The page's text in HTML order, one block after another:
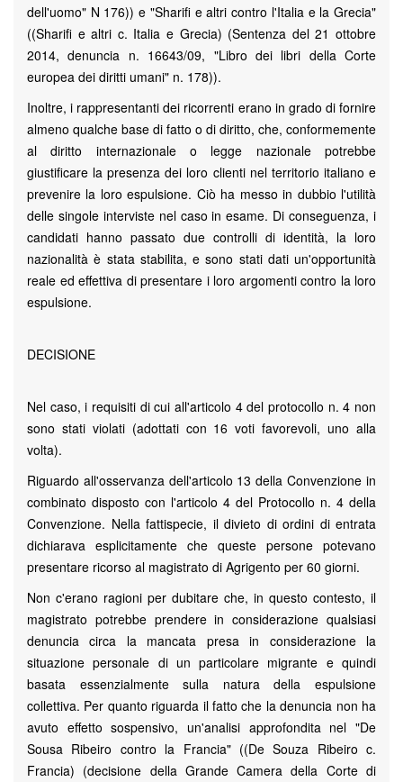
dell'uomo" N 176)) e "Sharifi e altri contro l'Italia e la Grecia"
((Sharifi e altri c. Italia e Grecia) (Sentenza del 21 ottobre
2014, denuncia n. 16643/09, "Libro dei libri della Corte
europea dei diritti umani" n. 178)).
Inoltre, i rappresentanti dei ricorrenti erano in grado di fornire
almeno qualche base di fatto o di diritto, che, conformemente
al diritto internazionale o legge nazionale potrebbe
giustificare la presenza dei loro clienti nel territorio italiano e
prevenire la loro espulsione. Ciò ha messo in dubbio l'utilità
delle singole interviste nel caso in esame. Di conseguenza, i
candidati hanno passato due controlli di identità, la loro
nazionalità è stata stabilita, e sono stati dati un'opportunità
reale ed effettiva di presentare i loro argomenti contro la loro
espulsione.
DECISIONE
Nel caso, i requisiti di cui all'articolo 4 del protocollo n. 4 non
sono stati violati (adottati con 16 voti favorevoli, uno alla
volta).
Riguardo all'osservanza dell'articolo 13 della Convenzione in
combinato disposto con l'articolo 4 del Protocollo n. 4 della
Convenzione. Nella fattispecie, il divieto di ordini di entrata
dichiarava esplicitamente che queste persone potevano
presentare ricorso al magistrato di Agrigento per 60 giorni.
Non c'erano ragioni per dubitare che, in questo contesto, il
magistrato potrebbe prendere in considerazione qualsiasi
denuncia circa la mancata presa in considerazione la
situazione personale di un particolare migrante e quindi
basata essenzialmente sulla natura della espulsione
collettiva. Per quanto riguarda il fatto che la denuncia non ha
avuto effetto sospensivo, un'analisi approfondita nel "De
Sousa Ribeiro contro la Francia" ((De Souza Ribeiro c.
Francia) (decisione della Grande Camera della Corte di